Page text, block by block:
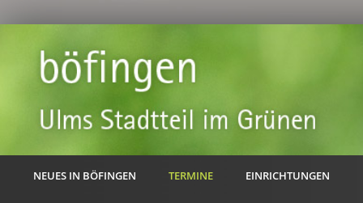
NEUES IN BÖFINGEN TERMINE EINRICHTUNGEN